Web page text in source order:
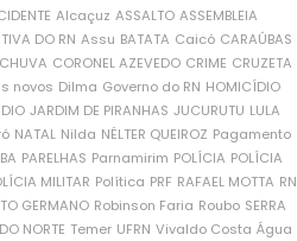
Alcaçuz ASSALTO ASSEMBLEIA
DO RN Assu BATATA Caicó CARAÚBAS
CORONEL AZEVEDO CRIME CRUZETA
novos Dilma Governo do RN HOMICÍDIO
JARDIM DE PIRANHAS JUCURUTU LULA
NATAL Nilda NÉLTER QUEIROZ Pagamento
PARELHAS Parnamirim POLÍCIA POLÍCIA
MILITAR Política PRF RAFAEL MOTTA RN
GERMANO Robinson Faria Roubo SERRA
NORTE Temer UFRN Vivaldo Costa Água